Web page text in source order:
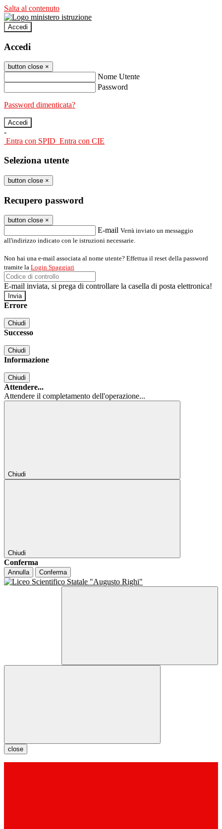
Salta al contenuto
Accedi
Accedi
button close ×
Nome Utente
Password
Password dimenticata?
-
Entra con SPID Entra con CIE
Seleziona utente
button close ×
Recupero password
button close ×
E-mail Verrà inviato un messaggio
all'indirizzo indicato con le istruzioni necessarie.
Non hai una e-mail associata al nome utente? Effettua il reset della password
tramite la Login Spaggiari
E-mail inviata, si prega di controllare la casella di posta elettronica!
Errore
Chiudi
Successo
Chiudi
Informazione
Chiudi
Attendere...
Attendere il completamento dell'operazione...
Chiudi
Chiudi
Conferma
Annulla Conferma
close